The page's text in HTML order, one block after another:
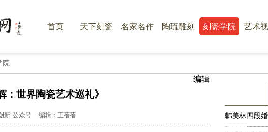
首页 天下刻瓷 名家名作 陶琉雕刻 刻瓷学院 艺术
院
编辑
：世界陶瓷艺术巡礼》
新"公众号 编辑：王蓓蓓 韩美林四段